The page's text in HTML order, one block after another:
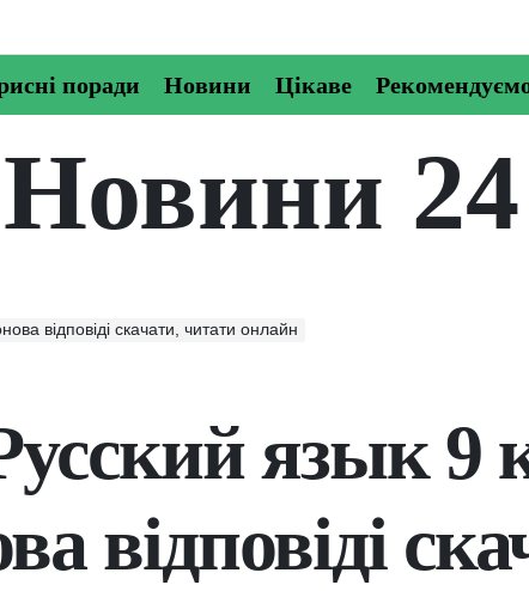
поради Новини Цікаве
Новини 24
відповіді скачати, читати онлайн
язык 9
відповіді